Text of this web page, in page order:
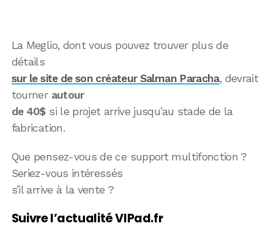
La Meglio, dont vous pouvez trouver plus de
détails
sur le site de son créateur Salman Paracha, devrait
tourner autour
de 40$si le projet arrive jusqu’au stade de la
fabrication.
Que pensez-vous de ce support multifonction ?
Seriez-vous intéressés
s’il arrive à la vente ?
Suivre l’actualité VIPad.fr